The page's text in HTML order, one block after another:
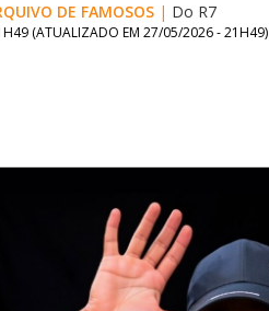
DE FAMOSOS | Do R7
(ATUALIZADO EM 27/05/2026 - 21H49)